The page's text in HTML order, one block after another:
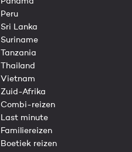
Peru
Sri Lanka
Suriname
Tanzania
Thailand
Vietnam
Zuid-Afrika
Combi-reizen
Last minute
Familiereizen
Boetiek reizen